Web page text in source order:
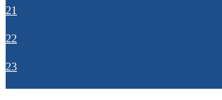
21
22
23